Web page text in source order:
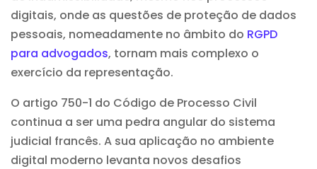
digitais, onde as questões de proteção de dados
pessoais, nomeadamente no âmbito do RGPD
para advogados, tornam mais complexo o
exercício da representação.
O artigo 750-1 do Código de Processo Civil
continua a ser uma pedra angular do sistema
judicial francês. A sua aplicação no ambiente
digital moderno levanta novos desafios